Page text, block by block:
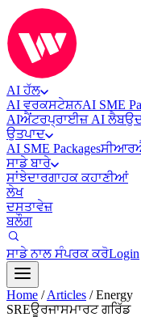
AI ਹੱਲ
AI ਵਰਕਸਟੇਸ਼ਨAI SME
AIਐਂਟਰਪ੍ਰਾਈਜ਼ AI ਲੈਬ
ਉਤਪਾਦ
AI SME Packages
ਸਾਡੇ ਬਾਰੇ
ਸਾਂਝੇਦਾਰਗਾਹਕ ਕਹਾਣੀਆਂ
ਲੇਖ
ਦਸਤਾਵੇਜ਼
ਬਲੌਗ
ਸਾਡੇ ਨਾਲ ਸੰਪਰਕ ਕਰੋLogin
Home / Articles / Energy
SREਊਰਜਾਸਮਾਰਟ ਗਰਿੱਡ